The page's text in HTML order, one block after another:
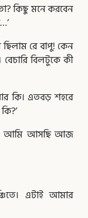
কিছু মনে করবেন
ছিলাম রে বাপু! কেন
বিলটুকে কী
কি। এতবড় শহরে
আমি আসছি আজ
এটাই আমার